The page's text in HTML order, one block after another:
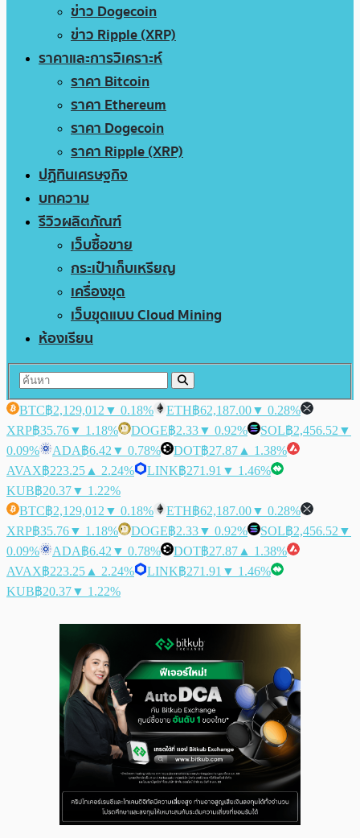
ข่าว Dogecoin
ข่าว Ripple (XRP)
ราคาและการวิเคราะห์
ราคา Bitcoin
ราคา Ethereum
ราคา Dogecoin
ราคา Ripple (XRP)
ปฏิทินเศรษฐกิจ
บทความ
รีวิวผลิตภัณฑ์
เว็บซื้อขาย
กระเป๋าเก็บเหรียญ
เครื่องขุด
เว็บขุดแบบ Cloud Mining
ห้องเรียน
BTC฿2,129,012 ▼ 0.18% ETH฿62,187.00▼ 0.28%
XRP฿35.76▼ 1.18% DOGE฿2.33▼ 0.92% SOL฿2,456.52 ▼
0.09%
ADA฿6.42 ▼ 0.78% DOT฿27.87 ▲ 1.38%
AVAX฿223.25 ▲ 2.24% LINK฿271.91 ▼ 1.46%
KUB฿20.37▼ 1.22%
BTC฿2,129,012 ▼ 0.18% ETH฿62,187.00▼ 0.28%
XRP฿35.76▼ 1.18% DOGE฿2.33▼ 0.92% SOL฿2,456.52 ▼
0.09%
ADA฿6.42 ▼ 0.78% DOT฿27.87 ▲ 1.38%
AVAX฿223.25 ▲ 2.24% LINK฿271.91 ▼ 1.46%
KUB฿20.37▼ 1.22%